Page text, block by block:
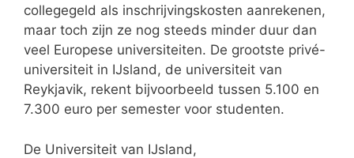
collegegeld als inschrijvingskosten aanrekenen,
maar toch zijn ze nog steeds minder duur dan
veel Europese universiteiten. De grootste privé-
universiteit in IJsland, de universiteit van
Reykjavik, rekent bijvoorbeeld tussen 5.100 en
7.300 euro per semester voor studenten.
De Universiteit van IJsland,